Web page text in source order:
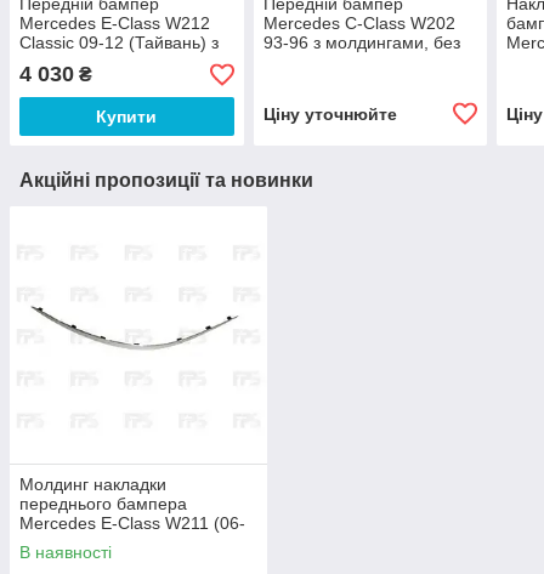
Передній бампер
Mercedes E-Class W212
Classic 09-12 (Тайвань) з
отв. під п/тронік
2128800940
4 030 ₴
Купити
Передній бампер
Mercedes C-Class W202
93-96 з молдингами, без
Ціну уточнюйте
Акційні пропозиції та новинки
Молдинг накладки
переднього бампера
Mercedes E-Class W211 (06-
09) правий, хром (FPS)
2118852322
В наявності